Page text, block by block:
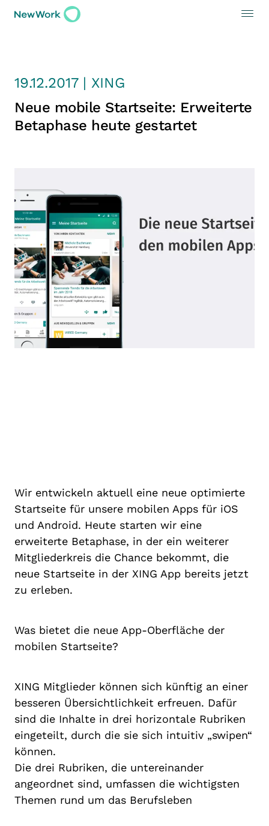
19.12.2017 | XING
Neue mobile Startseite: Erweiterte
Betaphase heute gestartet
Wir entwickeln aktuell eine neue optimierte
Startseite für unsere mobilen Apps für iOS
und Android. Heute starten wir eine
erweiterte Betaphase, in der ein weiterer
Mitgliederkreis die Chance bekommt, die
neue Startseite in der XING App bereits jetzt
zu erleben.
Was bietet die neue App-Oberfläche der
mobilen Startseite?
XING Mitglieder können sich künftig an einer
besseren Übersichtlichkeit erfreuen. Dafür
sind die Inhalte in drei horizontale Rubriken
eingeteilt, durch die sie sich intuitiv „swipen“
können.
Die drei Rubriken, die untereinander
angeordnet sind, umfassen die wichtigsten
Themen rund um das Berufsleben